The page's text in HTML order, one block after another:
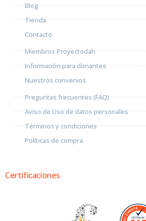
Blog
Tienda
Contacto
Miembros Proyectodah
Información para donantes
Nuestros convenios
Preguntas frecuentes (FAQ)
Aviso de Uso de datos personales
Términos y condiciones
Políticas de compra
Certificaciones